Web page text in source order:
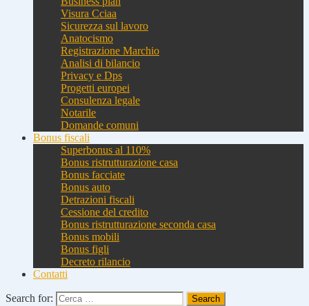
Visura Cciaa
Sicurezza sul lavoro
Anatocismo
Registrazione Marchio
Analisi di bilancio
Privacy e Dps
Progetti europei
Consulenza legale
Notarile
Domande comuni
Bonus fiscali
Superbonus al 110%
Bonus ristrutturazione casa
Bonus facciate
Bonus auto
Detrazioni fiscali
Cessione del credito
Bonus ristrutturazione seconda casa
Bonus mobili
Bonus figli
Decreto rilancio
Contatti
Search for: